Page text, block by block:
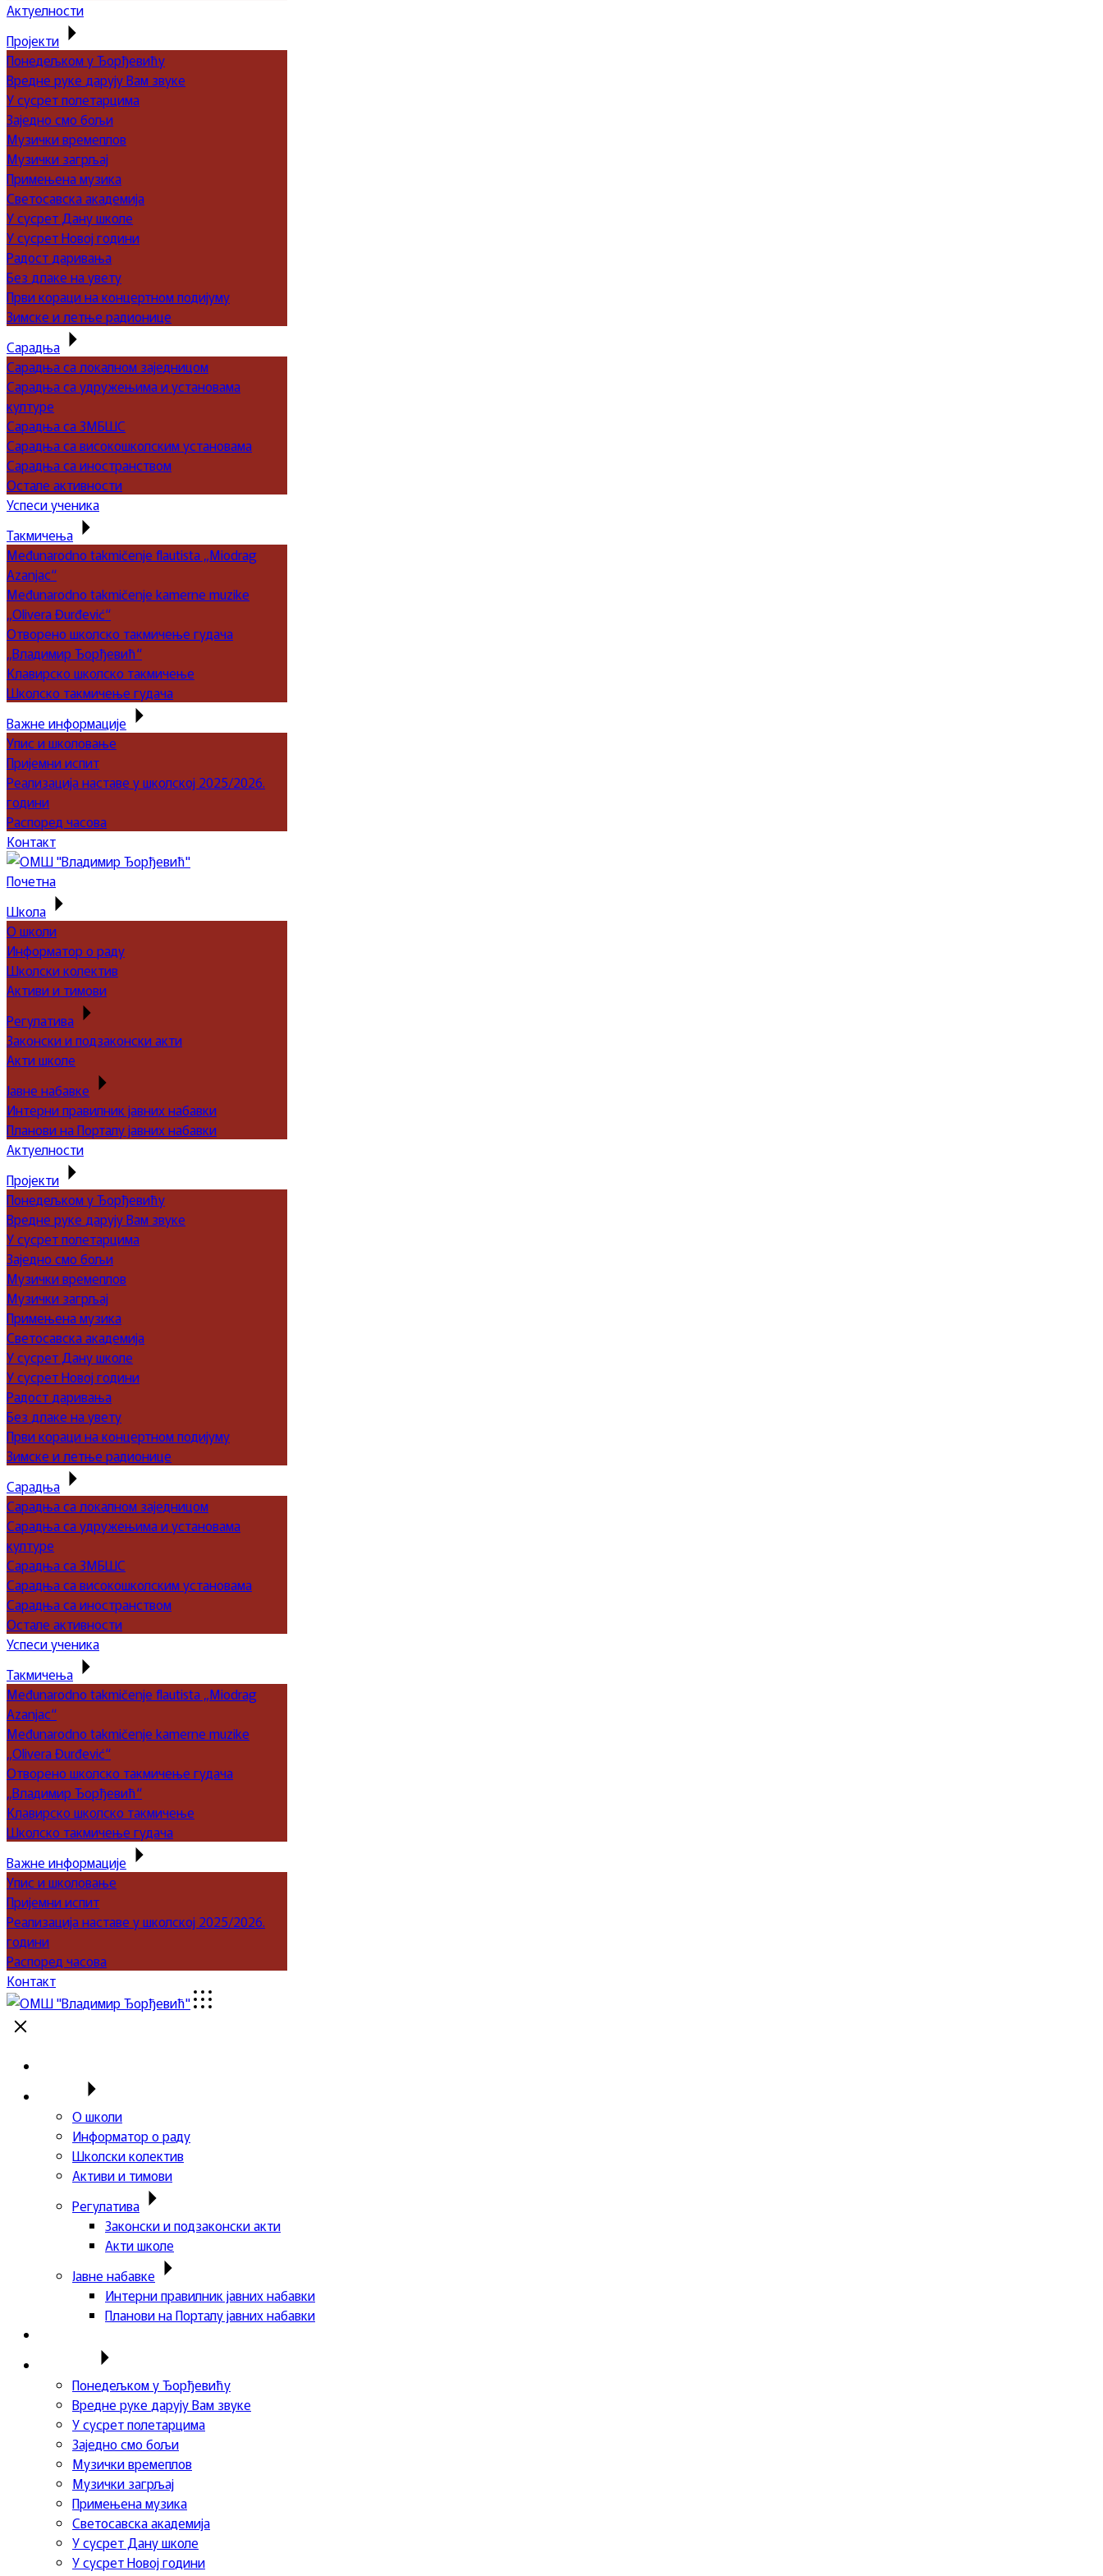
Актуелности
Пројекти
Понедељком у Ђорђевићу
Вредне руке дарују Вам звуке
У сусрет полетарцима
Заједно смо бољи
Музички времеплов
Музички загрљај
Примењена музика
Светосавска академија
У сусрет Дану школе
У сусрет Новој години
Радост даривања
Без длаке на увету
Први кораци на концертном подијуму
Зимске и летње радионице
Сарадња
Сарадња са локалном заједницом
Сарадња са удружењима и установама
културе
Сарадња са ЗМБШС
Сарадња са високошколским установама
Сарадња са иностранством
Остале активности
Успеси ученика
Такмичења
Međunarodno takmičenje flautista „Miodrag
Azanjac“
Međunarodno takmičenje kamerne muzike
„Olivera Đurđević“
Отворено школско такмичење гудача
„Владимир Ђорђевић“
Клавирско школско такмичење
Школско такмичење гудача
Важне информације
Упис и школовање
Пријемни испит
Реализација наставе у школској 2025/2026.
години
Распоред часова
Контакт
Почетна
Школа
О школи
Информатор о раду
Школски колектив
Активи и тимови
Регулатива
Законски и подзаконски акти
Акти школе
Јавне набавке
Интерни правилник јавних набавки
Планови на Порталу јавних набавки
Актуелности
Пројекти
Понедељком у Ђорђевићу
Вредне руке дарују Вам звуке
У сусрет полетарцима
Заједно смо бољи
Музички времеплов
Музички загрљај
Примењена музика
Светосавска академија
У сусрет Дану школе
У сусрет Новој години
Радост даривања
Без длаке на увету
Први кораци на концертном подијуму
Зимске и летње радионице
Сарадња
Сарадња са локалном заједницом
Сарадња са удружењима и установама
културе
Сарадња са ЗМБШС
Сарадња са високошколским установама
Сарадња са иностранством
Остале активности
Успеси ученика
Такмичења
Međunarodno takmičenje flautista „Miodrag
Azanjac“
Međunarodno takmičenje kamerne muzike
„Olivera Đurđević“
Отворено школско такмичење гудача
„Владимир Ђорђевић“
Клавирско школско такмичење
Школско такмичење гудача
Важне информације
Упис и школовање
Пријемни испит
Реализација наставе у школској 2025/2026.
години
Распоред часова
Контакт
О школи
Информатор о раду
Школски колектив
Активи и тимови
Регулатива
Законски и подзаконски акти
Акти школе
Јавне набавке
Интерни правилник јавних набавки
Планови на Порталу јавних набавки
Понедељком у Ђорђевићу
Вредне руке дарују Вам звуке
У сусрет полетарцима
Заједно смо бољи
Музички времеплов
Музички загрљај
Примењена музика
Светосавска академија
У сусрет Дану школе
У сусрет Новој години